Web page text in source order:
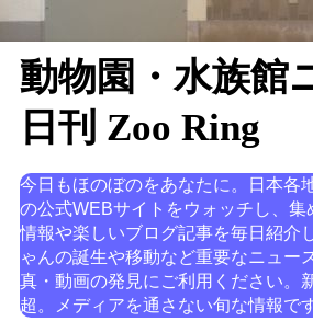
動物園・水族館
日刊 Zoo Ring
今日もほのぼのをあなたに。日本各
の公式WEBサイトをウォッチし、集
情報や楽しいブログ記事を毎日紹介
ゃんの誕生や移動など重要なニュー
真・動画の発見にご利用ください。
超。メディアを通さない旬な情報です